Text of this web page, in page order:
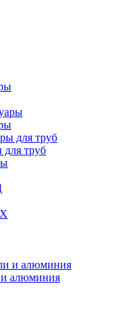
труб
и алюминия